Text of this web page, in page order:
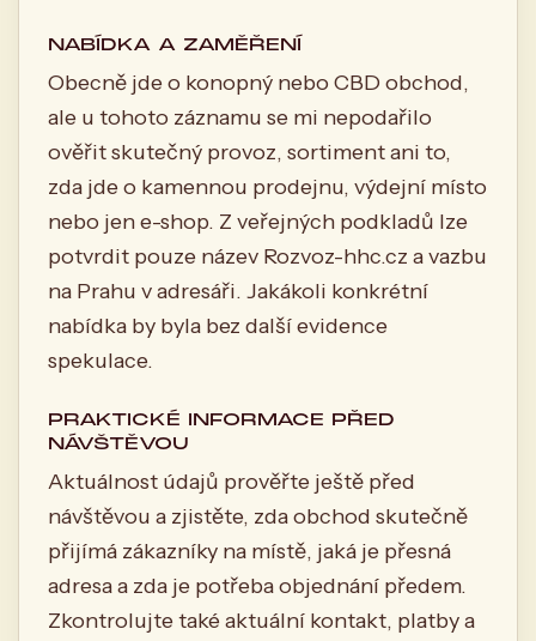
NABÍDKA A ZAMĚŘENÍ
Obecně jde o konopný nebo CBD obchod,
ale u tohoto záznamu se mi nepodařilo
ověřit skutečný provoz, sortiment ani to,
zda jde o kamennou prodejnu, výdejní místo
nebo jen e-shop. Z veřejných podkladů lze
potvrdit pouze název Rozvoz-hhc.cz a vazbu
na Prahu v adresáři. Jakákoli konkrétní
nabídka by byla bez další evidence
spekulace.
PRAKTICKÉ INFORMACE PŘED
NÁVŠTĚVOU
Aktuálnost údajů prověřte ještě před
návštěvou a zjistěte, zda obchod skutečně
přijímá zákazníky na místě, jaká je přesná
adresa a zda je potřeba objednání předem.
Zkontrolujte také aktuální kontakt, platby a